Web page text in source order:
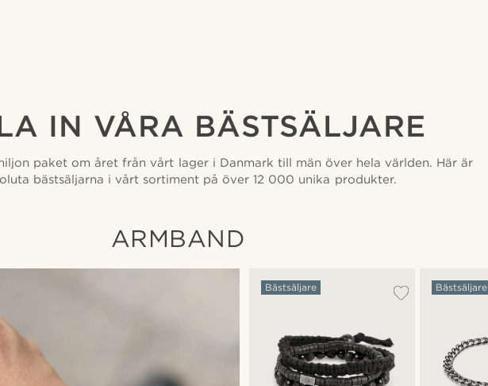
IN VÅRA BÄSTSÄLJARE
paket om året från vårt lager i Danmark till män över hela världen. Här är
bästsäljarna i vårt sortiment på över 12 000 unika produkter.
ARMBAND
Bästsäljare Bästsäljare